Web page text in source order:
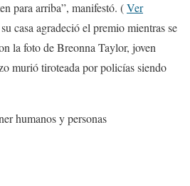
para arriba”, manifestó. (Ver
casa agradeció el premio mientras se
la foto de Breonna Taylor, joven
murió tiroteada por policías siendo